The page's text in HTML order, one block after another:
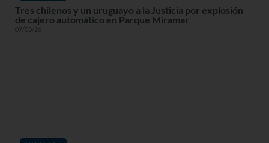
Tres chilenos y un uruguayo a la Justicia por explosión
de cajero automático en Parque Miramar
07/08/26